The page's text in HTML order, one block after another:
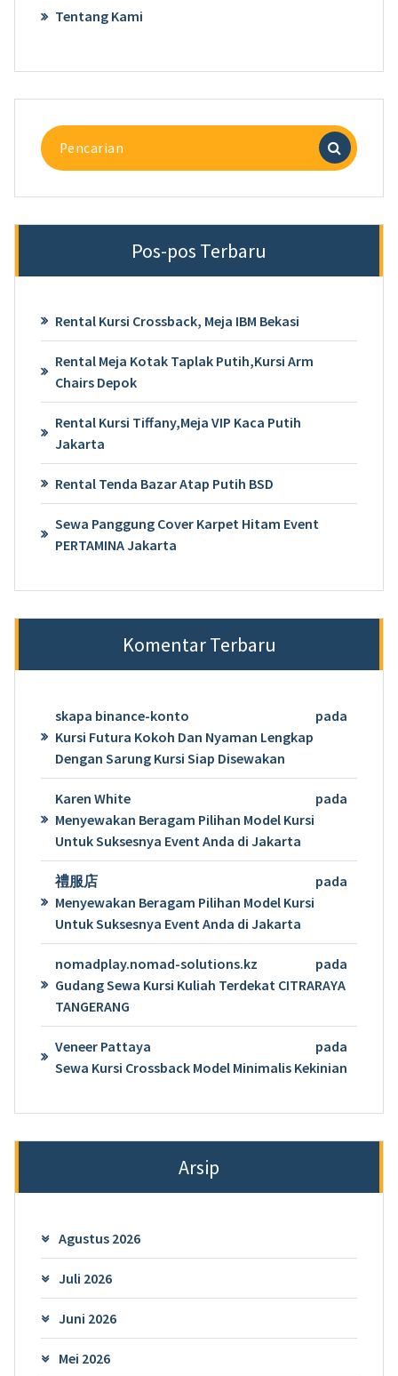
Tentang Kami
Pencarian
untuk:
Pos-pos Terbaru
Rental Kursi Crossback, Meja IBM Bekasi
Rental Meja Kotak Taplak Putih,Kursi Arm
Chairs Depok
Rental Kursi Tiffany,Meja VIP Kaca Putih
Jakarta
Rental Tenda Bazar Atap Putih BSD
Sewa Panggung Cover Karpet Hitam Event
PERTAMINA Jakarta
Komentar Terbaru
skapa binance-konto
pada
Kursi Futura Kokoh Dan Nyaman Lengkap
Dengan Sarung Kursi Siap Disewakan
Karen White
pada
Menyewakan Beragam Pilihan Model Kursi
Untuk Suksesnya Event Anda di Jakarta
禮服店
pada
Menyewakan Beragam Pilihan Model Kursi
Untuk Suksesnya Event Anda di Jakarta
nomadplay.nomad-solutions.kz
pada
Gudang Sewa Kursi Kuliah Terdekat CITRARAYA
TANGERANG
Veneer Pattaya
pada
Sewa Kursi Crossback Model Minimalis Kekinian
Arsip
Agustus 2026
Juli 2026
Juni 2026
Mei 2026